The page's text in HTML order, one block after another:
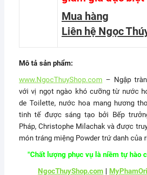
Mua hàng
Liên hệ Ngọc
Mô tả sản phẩm:
www.NgocThuyShop.com– Ngập
với vị ngọt ngào khó cưỡng từ nước
de Toilette, nước hoa mang hương
tinh tế được sáng tạo bởi Bếp
Pháp, Christophe Milachak và được
món tráng miệng Powder trứ danh của
"Chất lượng phục vụ là niềm tự hào
NgocThuyShop.com|